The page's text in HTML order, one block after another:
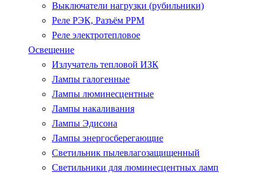
Выключатели нагрузки (рубильники)
Реле РЭК, Разъём РРМ
Реле электротепловое
Освещение
Излучатель тепловой ИЗК
Лампы галогенные
Лампы люминесцентные
Лампы накаливания
Лампы Эдисона
Лампы энергосберегающие
Светильник пылевлагозащищенный
Светильники для люминесцентных ламп